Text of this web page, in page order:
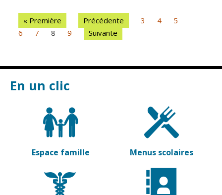
« Première Précédente 3 4
5
6
7 8 9 Suivante
En un clic
Espace famille Menus scolaires